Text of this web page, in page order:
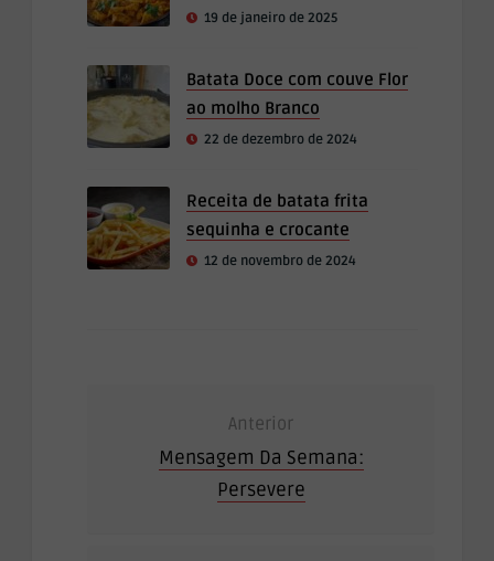
19 de janeiro de 2025
Batata Doce com couve Flor
ao molho Branco
22 de dezembro de 2024
Receita de batata frita
sequinha e crocante
12 de novembro de 2024
Anterior
Mensagem Da Semana:
Persevere